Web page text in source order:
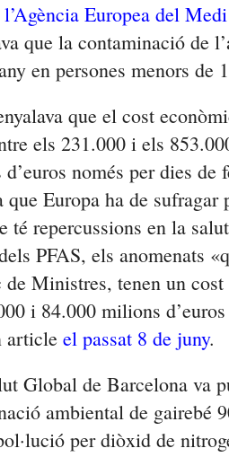
l’Agència Europea del
que la contaminació de
en persones menors de
que el cost
els 231.000 i els
només per dies de
Europa ha de sufragar
repercussions en la
PFAS, els anomenats
Ministres, tenen un
i 84.000 milions
article el passat 8 de juny.
Global de Barcelona va
ambiental de gairebé
per diòxid de